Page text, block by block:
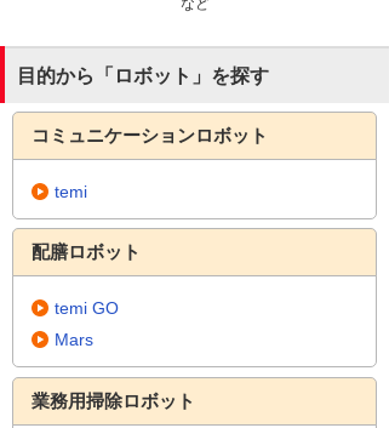
目的から「ロボット」を探す
コミュニケーションロボット
temi
配膳ロボット
temi GO
Mars
業務⽤掃除ロボット